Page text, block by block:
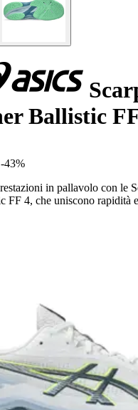
Ballistic
-43%
in pallavolo con le
FF 4, che uniscono rapidità